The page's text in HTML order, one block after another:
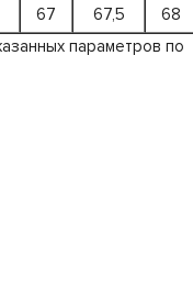
67 67,5 68
параметров по